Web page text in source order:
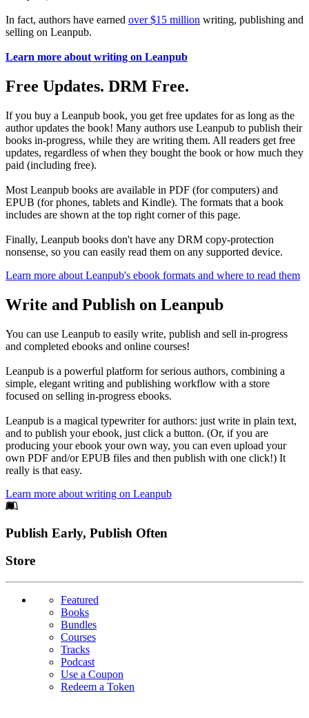
In fact, authors have earned over $15 million writing, publishing and
selling on Leanpub.
Learn more about writing on Leanpub
Free Updates. DRM Free.
If you buy a Leanpub book, you get free updates for as long as the
author updates the book! Many authors use Leanpub to publish their
books in-progress, while they are writing them. All readers get free
updates, regardless of when they bought the book or how much they
paid (including free).
Most Leanpub books are available in PDF (for computers) and
EPUB (for phones, tablets and Kindle). The formats that a book
includes are shown at the top right corner of this page.
Finally, Leanpub books don't have any DRM copy-protection
nonsense, so you can easily read them on any supported device.
Learn more about Leanpub's ebook formats and where to read them
Write and Publish on Leanpub
You can use Leanpub to easily write, publish and sell in-progress
and completed ebooks and online courses!
Leanpub is a powerful platform for serious authors, combining a
simple, elegant writing and publishing workflow with a store
focused on selling in-progress ebooks.
Leanpub is a magical typewriter for authors: just write in plain text,
and to publish your ebook, just click a button. (Or, if you are
producing your ebook your own way, you can even upload your
own PDF and/or EPUB files and then publish with one click!) It
really is that easy.
Learn more about writing on Leanpub
Footer
Publish Early, Publish Often
Links
Store
Featured
Books
Bundles
Courses
Tracks
Podcast
Use a Coupon
Redeem a Token